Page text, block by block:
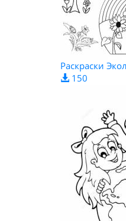
Раскраски
150